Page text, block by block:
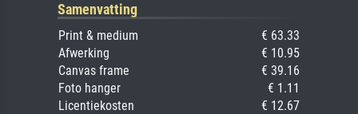
Samenvatting
Print & medium
€ 63.33
Afwerking
€ 10.95
Canvas frame
€ 39.16
Foto hanger
€ 1.11
Licentiekosten
€ 12.67